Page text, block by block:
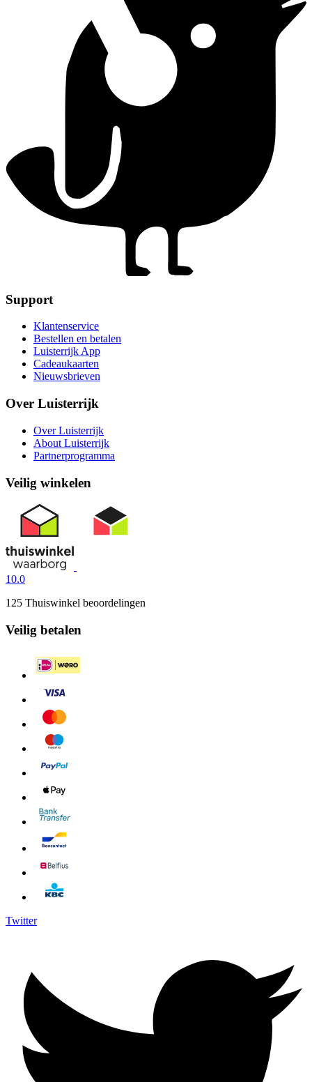
Support
Klantenservice
Bestellen en betalen
Luisterrijk App
Cadeaukaarten
Nieuwsbrieven
Over Luisterrijk
Over Luisterrijk
About Luisterrijk
Partnerprogramma
Veilig winkelen
10.0
125 Thuiswinkel beoordelingen
Veilig betalen
Twitter